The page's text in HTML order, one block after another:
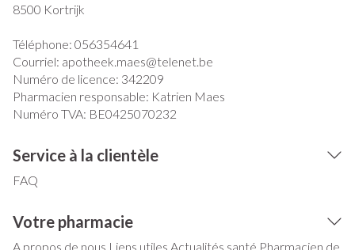
8500 Kortrijk
Téléphone: 056354641
Courriel: apotheek.maes@telenet.be
Numéro de licence: 342209
Pharmacien responsable: Katrien Maes
Numéro TVA: BE0425070232
Service à la clientèle
FAQ
Votre pharmacie
A propos de nous Liens utiles Actualités santé Pharmacien de